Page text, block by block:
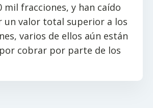
mil fracciones, y han caído
un valor total superior a los
varios de ellos aún están
cobrar por parte de los